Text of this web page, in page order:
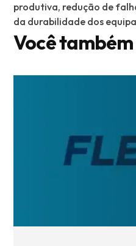
produtiva, redução de
da durabilidade dos
Você